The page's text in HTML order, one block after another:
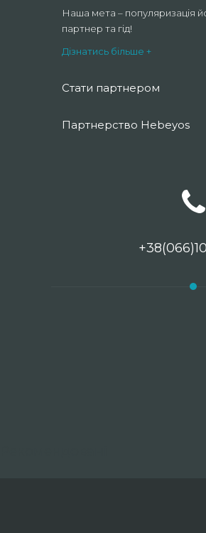
Наша мета – популяризація
партнер та гід!
Дізнатись більше +
Стати партнером
Партнерство Hebeyos